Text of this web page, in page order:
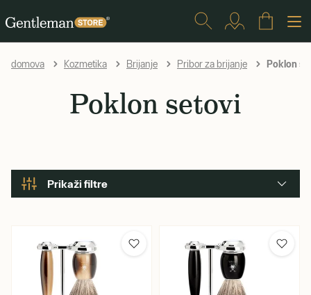
domova Kozmetika Brijanje Pribor za brijanje Poklon
Poklon setovi
Prikaži filtre
Mirisi
Drveni